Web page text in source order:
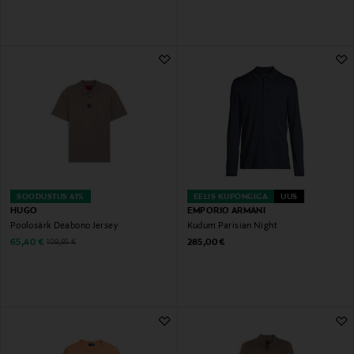
SOODUSTUS 41%
HUGO
Poolosärk Deabono Jersey
Discounted Price
65,40 € Original Price
109,95 €
EELIS KUPONGIGA UUS
EMPORIO ARMANI
Kudum Parisian Night
Original Price
285,00 €